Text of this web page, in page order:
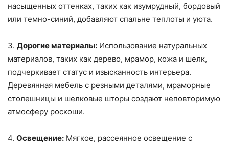
насыщенных оттенках, таких как изумрудный, бордовый
или темно-синий, добавляют спальне теплоты и уюта.
3. Дорогие материалы: Использование натуральных
материалов, таких как дерево, мрамор, кожа и шелк,
подчеркивает статус и изысканность интерьера.
Деревянная мебель с резными деталями, мраморные
столешницы и шелковые шторы создают неповторимую
атмосферу роскоши.
4. Освещение: Мягкое, рассеянное освещение с